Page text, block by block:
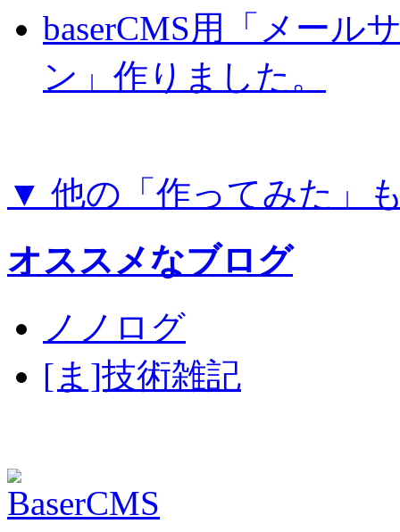
baserCMS用「メール
ン」作りました。
▼ 他の「作ってみた」
オススメなブログ
ノノログ
[ま]技術雑記